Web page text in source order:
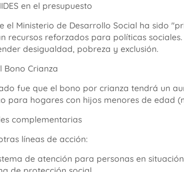
en el presupuesto
el Ministerio de Desarrollo Social ha sido
recursos reforzados para políticas
desigualdad, pobreza y exclusión.
Bono Crianza
fue que el bono por crianza tendrá un
para hogares con hijos menores de edad
complementarias
líneas de acción:
de atención para personas en